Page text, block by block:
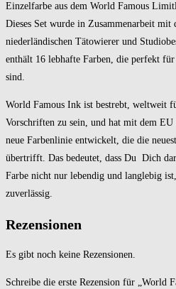
Einzelfarbe aus dem World Famous
Dieses Set wurde in Zusammenarbeit mit
niederländischen Tätowierer und
enthält 16 lebhafte Farben, die perfekt
sind.
World Famous Ink ist bestrebt, weltweit
Vorschriften zu sein, und hat mit dem
neue Farbenlinie entwickelt, die die
übertrifft. Das bedeutet, dass Du Dich
Farbe nicht nur lebendig und langlebig
zuverlässig.
Rezensionen
Es gibt noch keine Rezensionen.
Schreibe die erste Rezension für „World